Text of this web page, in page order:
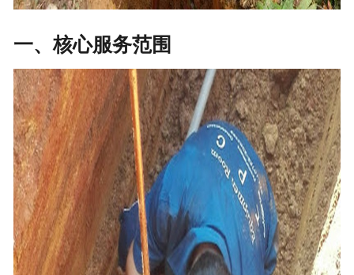
一、核心服务范围